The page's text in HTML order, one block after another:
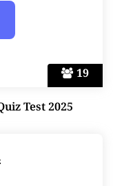
19
Test 2025